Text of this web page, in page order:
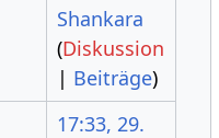
Shankara
(Diskussion
| Beiträge)
17:33, 29.